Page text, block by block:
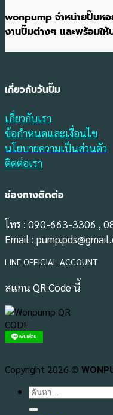
wonpump จำหน่ายปั๊มห
งานปั๊มต่างๆ และพร้อมให้
เกี่ยวกับวันปั๊ม
เกี่ยวกับเรา
ข้อกำหนดและเงื่อนไข
นโยบายความเป็นส่วนตัว
ติดต่อเรา
ช่องทางติดต่อ
โทร : 090-663-3306 ,
Email :
LINE OFFICIAL ACCOUNT
สแกน QR Code นี้
Copyright 2026 ©
ค้นหา: